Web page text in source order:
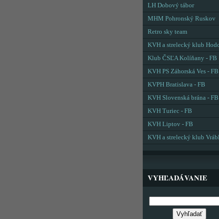
LH Dobový tábor
MHM Pohronský Ruskov
Retro sky team
KVH a strelecký klub
Klub ČSĽA Kolíňany - FB
KVH PS Záhorská Ves - FB
KVPH Bratislava - FB
KVH Slovenská brána - FB
KVH Turiec - FB
KVH Liptov - FB
KVH a strelecký klub
VYHĽADÁVANIE